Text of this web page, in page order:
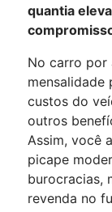
quantia
No carro por
mensalidade
custos do
outros
Assim, você
picape
burocracias,
revenda no